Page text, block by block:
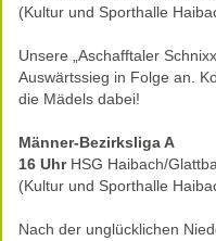
(Kultur und Sporthalle
Unsere „Aschafftaler
Auswärtssieg in Folge an.
die Mädels dabei!
Männer-Bezirksliga A
16 UhrHSG Haibach/
(Kultur und Sporthalle
Nach der unglücklichen